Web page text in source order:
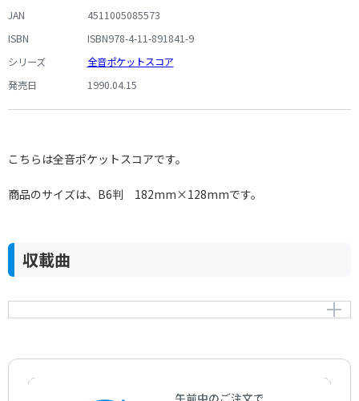
JAN
4511005085573
ISBN
ISBN978-4-11-891841-9
シリーズ
全音ポケットスコア
発売日
1990.04.15
こちらは全音ポケットスコアです。
商品のサイズは、B6判 182mm×128mmです。
収載曲
チェロ協奏曲 第1番 変ホ長調 Op.107